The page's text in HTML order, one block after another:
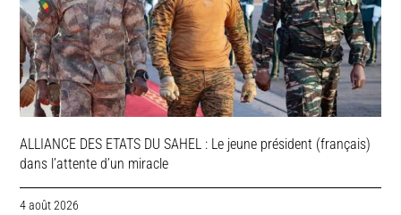
ALLIANCE DES ETATS DU SAHEL : Le jeune président (français)
dans l’attente d’un miracle
4 août 2026